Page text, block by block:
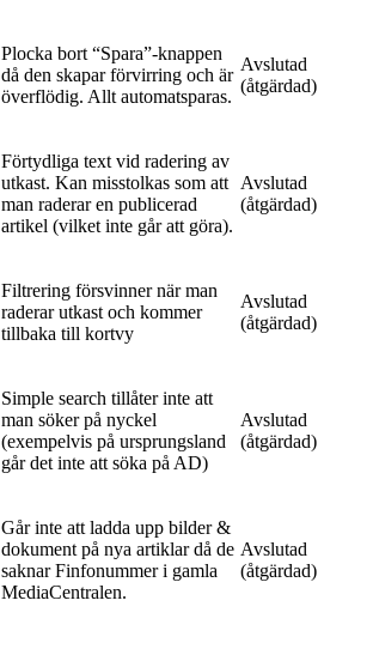
Plocka bort “Spara”-knappen
då den skapar förvirring och är
överflödig. Allt automatsparas.
Avslutad
(åtgärdad)
Förtydliga text vid radering av
utkast. Kan misstolkas som att
man raderar en publicerad
artikel (vilket inte går att göra).
Avslutad
(åtgärdad)
Filtrering försvinner när man
raderar utkast och kommer
tillbaka till kortvy
Avslutad
(åtgärdad)
Simple search tillåter inte att
man söker på nyckel
(exempelvis på ursprungsland
går det inte att söka på AD)
Avslutad
(åtgärdad)
Går inte att ladda upp bilder &
dokument på nya artiklar då de
saknar Finfonummer i gamla
MediaCentralen.
Avslutad
(åtgärdad)